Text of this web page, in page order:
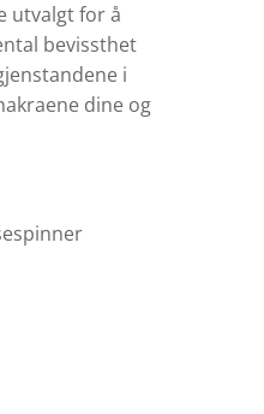
utvalgt for å
bevissthet
i
dine og